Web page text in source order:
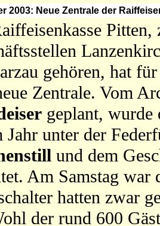
2003: Neue Zentrale der
gehören, hat
Zentrale. Vom
geplant, wurde
Jahr unter der
und dem
Am Samstag
hatten zwar
der rund 600